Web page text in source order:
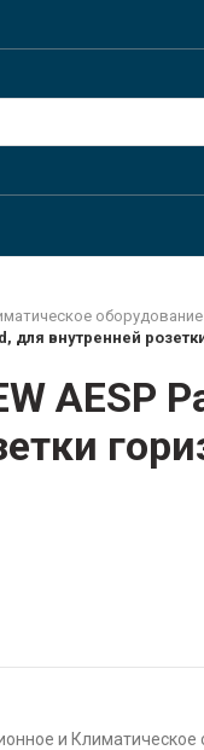
оборудование
для внутренней
AESP
и Климатическое